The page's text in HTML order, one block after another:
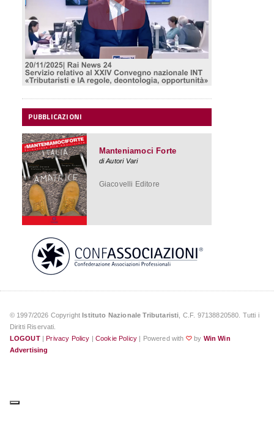
PUBBLICAZIONI
Rilanciare l'Italia facendo
cose semplici.Cosa fare e
perché farlo
di Angelo Deiana
Manteniamoci Forte
di Autori Vari
Giacovelli Editore
Ferrari SegretoIl mito
© 1997/2026 CopyrightIstituto Nazionale Tributaristi , C.F. 97138820580. Tutti i
Diritti Riservati.
LOGOUT|Privacy Policy | Cookie Policy | Powered with ♡by Win Win
Advertising